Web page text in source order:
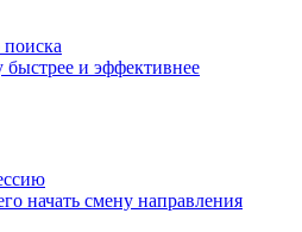
поиска
и эффективнее
начать смену направления